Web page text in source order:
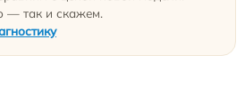
— так и скажем.